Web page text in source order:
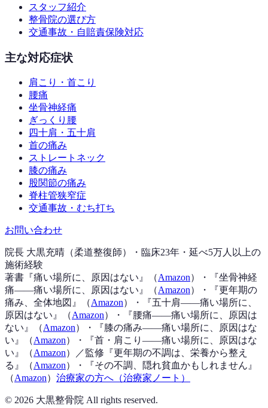
スタッフ紹介
整骨院の選び方
交通事故・自賠責保険対応
主な対応症状
肩こり・首こり
腰痛
坐骨神経痛
ぎっくり腰
四十肩・五十肩
首の痛み
ストレートネック
膝の痛み
股関節の痛み
脊柱管狭窄症
交通事故・むち打ち
お問い合わせ
院長 大黒充晴（柔道整復師）・臨床23年・延べ5万人以上の
施術経験
著書『痛い場所に、原因はない 』（Amazon） ・『坐骨神経
痛——痛い場所に、原因はない 』（Amazon） ・『更年期の
痛み、全体地図 』（Amazon） ・『五十肩——痛い場所に、
原因はない 』（Amazon） ・『腰痛——痛い場所に、原因は
ない 』（Amazon） ・『膝の痛み——痛い場所に、原因はな
い 』（Amazon） ・『首・肩こり——痛い場所に、原因はな
い 』（Amazon） ／監修『更年期の不調は、栄養から整え
る 』（Amazon） ・『その不調、隠れ貧血かもしれません 』
（Amazon） 治療家の方へ（治療家ノート）
© 2026 大黒整骨院 All rights reserved.